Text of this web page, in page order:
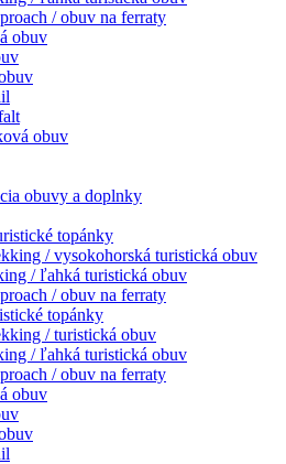
/ obuv na ferraty
obuv
obuv
obuvy a doplnky
topánky
/ vysokohorská turistická obuv
/ ľahká turistická obuv
/ obuv na ferraty
topánky
/ turistická obuv
/ ľahká turistická obuv
/ obuv na ferraty
obuv